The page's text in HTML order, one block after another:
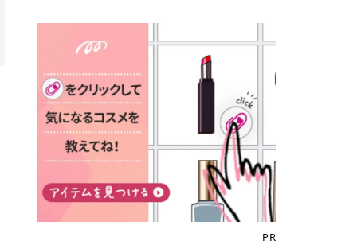
アとしても活用できます。 トナーパ
ッドの選び方 トナーパッドは、配合
成分やパッドの素材によって特徴が
異なります。 自分の肌悩みや理想の
仕上がりに合わせて選ぶことで、毎
日のスキンケアに取り入れやすくな
ります。 肌悩みに合わせて選ぶ パ
ッドの素材で選ぶ トナーパッドの使
い方 洗顔後すぐの清潔な肌に使用し
ます。 STEP1 エンボス面（凹凸
面）で顔全体をやさしく拭き取りま
す。 特に小鼻・あご・額など皮脂や
古い角質が気になる部分は丁寧にな
じませましょう。 STEP2 パッドを
裏返し、フラット面で顔全体をやさ
しく押さえながら化粧水をなじませ
するまでの期間や必要な施術回数が
大きな違いとして挙げられます！ 医
療脱毛は、医療機関（クリニックや
皮膚科など）だけで扱える高出力の
レーザーを使って、発毛組織にアプ
ローチする施術といわれています。
そのため、少ない回数で永久脱毛
（※）を目指すことができます。
（※永久脱毛とは一生毛が1本も生
えてこないという意味ではなく、ア
メリカの基準に基づき「長期間にわ
たって毛量が明らかに減少している
状態が維持されること」を指しま
すい ラシャ メディオスターNeXT P
RO ジェントルYAGプロ 公式サイト
> ※医療脱毛は自由診療です。治療
には赤み、痒み、火傷、毛嚢炎、一
時的な硬毛化などのリスクが伴いま
す。 目次▼ 1. エミナルクリニック
の魅力とは？選ばれる3つの特徴 ・
最短6か月からの脱毛プランが選べ
る！ ・全国60院以上＆21時まで営
業！ ・痛みに配慮した医療脱毛器の
導入と肌トラブル対応 2. エミナル
クリニックの口コミ・評判 3. エミ
ナルクリニックの全身脱毛料金プラ
ような血色感を演出するヌーディー
ピンク。 黄みと青みのバランスが良
く、自然になじむコーラル系カラー
です。 自然な血色感をプラスしてく
れるので、ナチュラルメイクとの相
性抜群。 可愛らしく、多幸感のある
印象に仕上がります。 ワインベリー
｜気品をまとうローズレッド 深みの
ある青みレッド。 大人っぽく華やか
な印象を与えるベリーカラーです。
ひと塗りで顔全体が華やかになり、
リップを主役にしたメイクが完成。
クールで上品な雰囲気を演出できま
ーグロスが広がり、ふっくらボリュ
フティングしたような、新しいリッ
プティンググロス💄 実際に使用した
方のクチコミ > 5 > プルプル > 唇に
塗るPDRNグロス > > AMUSE ジェ
ルフィットグロス > > ぷっくりツヤ
ツヤだけどベタっとした感じはなく
て使いやすいですね。プランピング
効果で少しスーッとします。ここは
好き嫌いがあるかもしれませんが慣
チップは片面がツルツル、片面がモ
ケモケになってます。 > > 桜グロス
【日本限定色】：上品なピンクベー
も、＠cosmeも、いつものコスメ購
入を“ちょっとお得”に変えられるの
が、トラミーリワードです✨ 今回
は、トラミーリワードの特徴や活用
方法、美容好きさんにおすすめな理
由を詳しくご紹介します！ トラミー
リワードとは？ 「トラミーリワー
ド」は、東証グロース上場企業であ
る株式会社アイズが運営する、安
心・安全なポイントサイト機能で
す。 トラミーリワードは、トラミー
会員向けのポイントサービスです。
対象ショップやサービスを利用する
ことでポイントを獲得でき、貯まっ
たポイントはAmazonギフト券やド
ットマネーなどに交換できます。 普
PR